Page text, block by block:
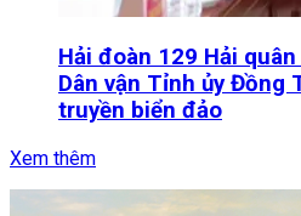
Hải đoàn 129 Hải
Dân vận Tỉnh ủy Đồng
truyền biển đảo
Xem thêm